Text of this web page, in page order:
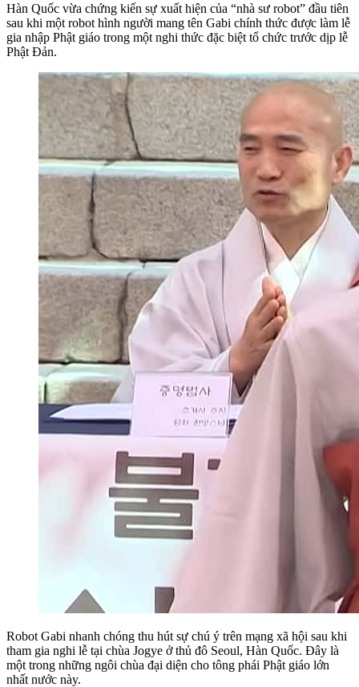
Hàn Quốc vừa chứng kiến sự xuất hiện của “nhà sư robot” đầu tiên
sau khi một robot hình người mang tên Gabi chính thức được làm lễ
gia nhập Phật giáo trong một nghi thức đặc biệt tổ chức trước dịp lễ
Phật Đản.
Robot Gabi nhanh chóng thu hút sự chú ý trên mạng xã hội sau khi
tham gia nghi lễ tại chùa Jogye ở thủ đô Seoul, Hàn Quốc. Đây là
một trong những ngôi chùa đại diện cho tông phái Phật giáo lớn
nhất nước này.